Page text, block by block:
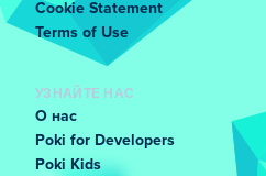
Cookie Statement
Terms of Use
УЗНАЙТЕ НАС
О нас
Poki for Developers
Poki Kids